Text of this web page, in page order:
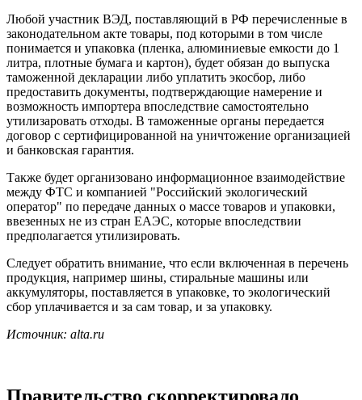
Любой участник ВЭД, поставляющий в РФ перечисленные в
законодательном акте товары, под которыми в том числе
понимается и упаковка (пленка, алюминиевые емкости до 1
литра, плотные бумага и картон), будет обязан до выпуска
таможенной декларации либо уплатить экосбор, либо
предоставить документы, подтверждающие намерение и
возможность импортера впоследствие самостоятельно
утилизаровать отходы. В таможенные органы передается
договор с сертифицированной на уничтожение организацией
и банковская гарантия.
Также будет организовано информационное взаимодействие
между ФТС и компанией "Российский экологический
оператор" по передаче данных о массе товаров и упаковки,
ввезенных не из стран ЕАЭС, которые впоследствии
предполагается утилизировать.
Следует обратить внимание, что если включенная в перечень
продукция, например шины, стиральные машины или
аккумуляторы, поставляется в упаковке, то экологический
сбор уплачивается и за сам товар, и за упаковку.
Источник: alta.ru